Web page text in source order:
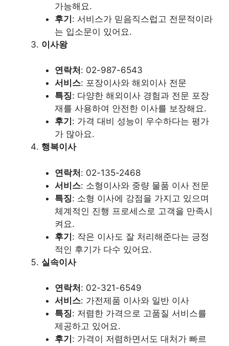
가능해요.
후기: 서비스가 믿음직스럽고 전문적이라
는 입소문이 있어요.
이사왕
연락처 : 02-987-6543
서비스: 포장이사와 해외이사 전문
특징: 다양한 해외이사 경험과 전문 포장
재를 사용하여 안전한 이사를 보장해요.
후기 : 가격 대비 성능이 우수하다는 평가
가 많아요.
행복이사
연락처: 02-135-2468
서비스: 소형이사와 중량 물품 이사 전문
특징: 소형 이사에 강점을 가지고 있으며
체계적인 진행 프로세스로 고객을 만족시
켜요.
후기: 작은 이사도 잘 처리해준다는 긍정
적인 후기가 다수 있어요.
실속이사
연락처 : 02-321-6549
서비스: 가전제품 이사와 일반 이사
특징: 저렴한 가격으로 고품질 서비스를
제공하고 있어요.
후기 : 가격이 저렴하면서도 대처가 빠르